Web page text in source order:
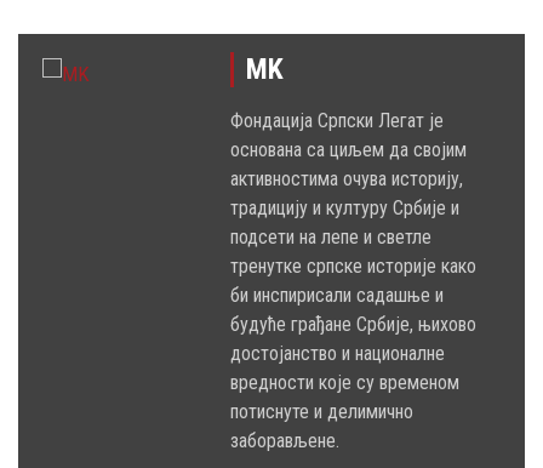
MK
Фондација Српски Легат је
основана са циљем да својим
активностима очува историју,
традицију и културу Србије и
подсети на лепе и светле
тренутке српске историје како
би инспирисали садашње и
будуће грађане Србије, њихово
достојанство и националне
вредности које су временом
потиснуте и делимично
заборављене.